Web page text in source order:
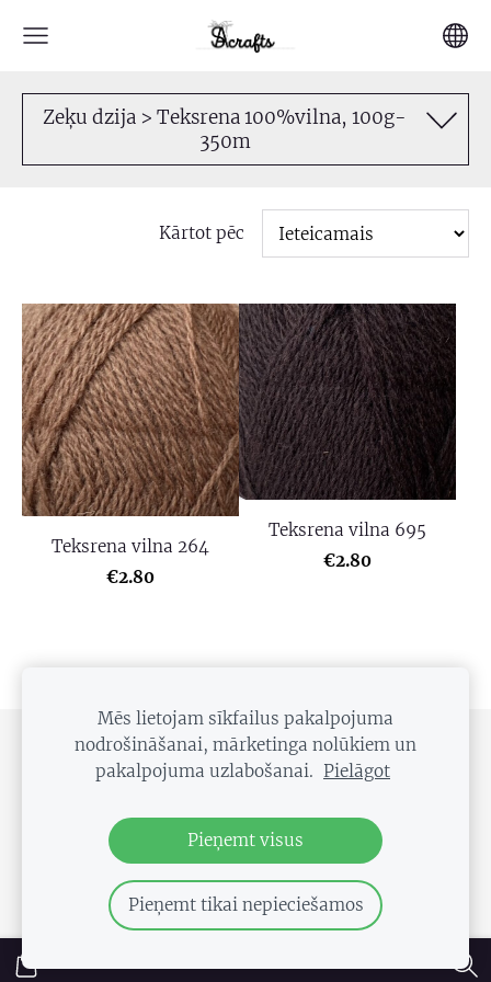
Zeķu dzija > Teksrena 100%vilna, 100g-
350m
Kārtot pēc
Teksrena vilna 264
€2.80
Teksrena vilna 695
€2.80
SĪKDATNES
Droši pieseko uzņēmuma lapām!!!
Mēs lietojam sīkfailus pakalpojuma
nodrošināšanai, mārketinga nolūkiem un
pakalpojuma uzlabošanai. Pielāgot
Pieņemt visus
Pieņemt tikai nepieciešamos